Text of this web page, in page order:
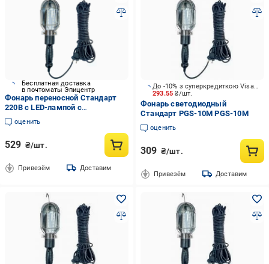
Бесплатная доставка
в почтоматы Эпицентр
Фонарь переносной Стандарт
220В с LED-лампой с
выключателем и крюком 15 м
(PGS-15M)
оценить
529 ₴/шт.
Привезём Доставим
293.55₴/шт.
До -10% з суперкредиткою Visa Вигода
Фонарь светодиодный
Стандарт PGS-10M PGS-10M
оценить
309 ₴/шт.
Привезём Доставим